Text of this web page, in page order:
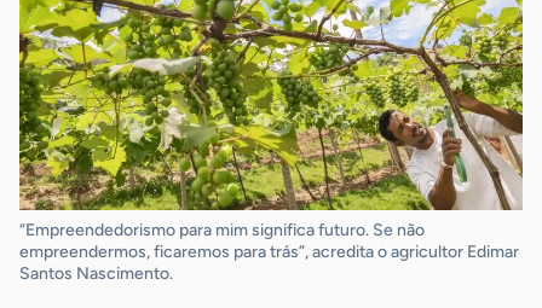
“Empreendedorismo para mim significa futuro. Se não
empreendermos, ficaremos para trás”, acredita o agricultor Edimar
Santos Nascimento.